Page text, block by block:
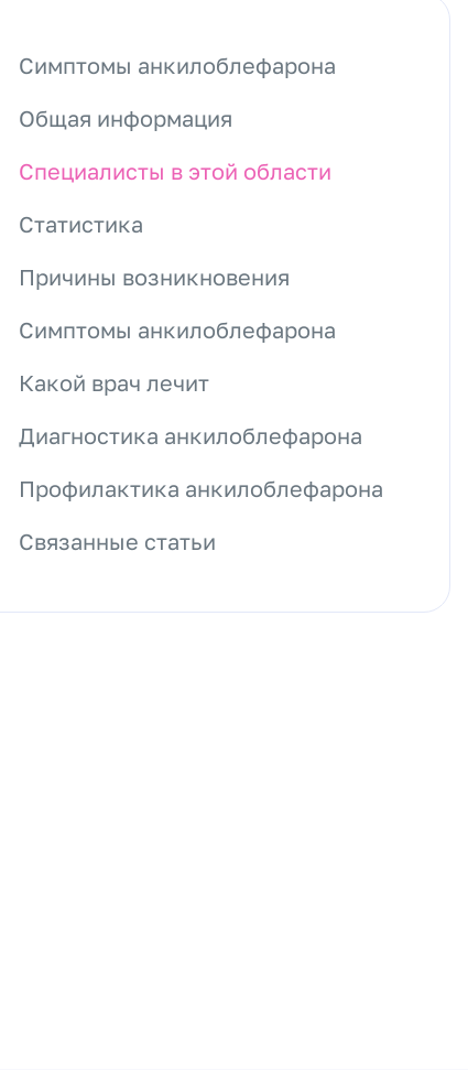
Симптомы анкилоблефарона
Общая информация
Специалисты в этой области
Статистика
Причины возникновения
Симптомы анкилоблефарона
Какой врач лечит
Диагностика анкилоблефарона
Профилактика анкилоблефарона
Связанные статьи